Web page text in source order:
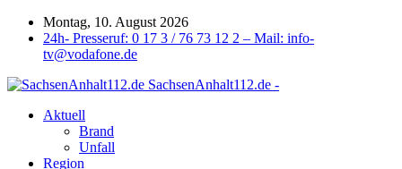
Montag, 10. August 2026
24h- Presseruf: 0 17 3 / 76 73 12 2 – Mail: info-
tv@vodafone.de
SachsenAnhalt112.de -
Aktuell
Brand
Unfall
Region